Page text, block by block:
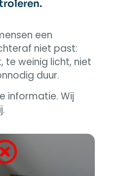
een
niet past:
te weinig licht, niet
duur.
informatie. Wij